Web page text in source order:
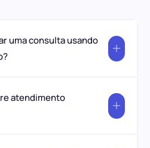
uma consulta usando
atendimento